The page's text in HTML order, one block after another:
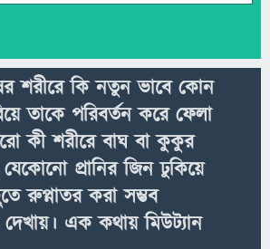
শরীরে কি নতুন ভাবে কোন
তাকে পরিবর্তন করে ফেলা
কী শরীরে বাঘ বা কুকুর
প্রানির জিন ঢুকিয়ে
রুপ্নাতর করা সম্ভব
এক কথায় মিউট্যান